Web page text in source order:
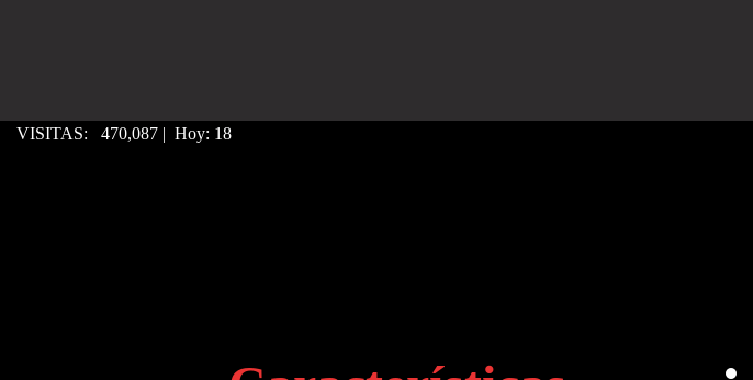
VISITAS: 470,087 | Hoy: 18